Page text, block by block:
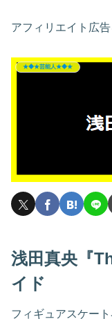
アフィリエイト広
★◆★芸能人★◆★
浅田真央『
イド
フィギュアスケー